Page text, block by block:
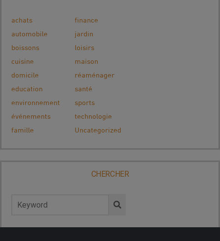
achats
automobile
boissons
cuisine
domicile
education
environnement
événements
famille
finance
jardin
loisirs
maison
réaménager
santé
sports
technologie
Uncategorized
CHERCHER